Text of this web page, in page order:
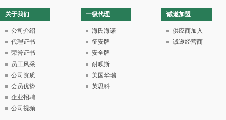
关于我们
公司介绍
代理证书
荣誉证书
员工风采
公司资质
会员优势
企业招聘
公司视频
一级代理
海氏海诺
征安牌
安全牌
耐呗斯
美国华瑞
英思科
诚邀加盟
供应商加入
诚邀经营商